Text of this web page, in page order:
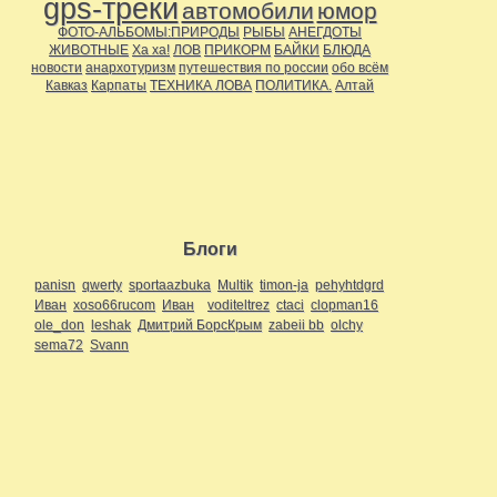
gps-треки автомобили юмор
ФОТО-АЛЬБОМЫ:ПРИРОДЫ РЫБЫ АНЕГДОТЫ
ЖИВОТНЫЕ Ха ха! ЛОВ ПРИКОРМ БАЙКИ БЛЮДА
новости анархотуризм путешествия по россии обо всём
Кавказ Карпаты ТЕХНИКА ЛОВА ПОЛИТИКА. Алтай
Блоги
panisn qwerty sportaazbuka Multik timon-ja pehyhtdgrd
Иван xoso66rucom Иван voditeltrez ctaci clopman16
ole_don leshak Дмитрий БорсКрым zabeii bb olchy
sema72 Svann